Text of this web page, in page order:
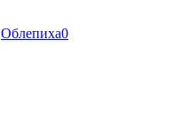
Облепиха0